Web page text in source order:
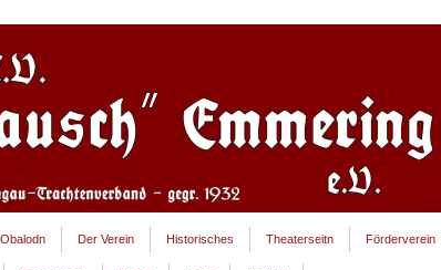
Der Verein Historisches Theaterseitn Förderverein